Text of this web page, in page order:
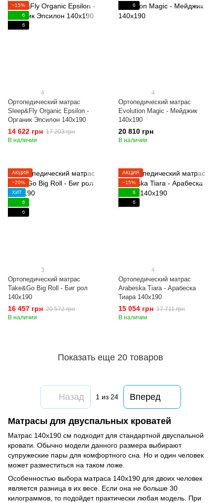
−15%
6
6
4
Ортопедический матрас
Sleep&Fly Organic Epsilon -
Органик Эпсилон 140x190
14 622 грн 17 203 грн
В наличии
6
4
Ортопедический матрас
Evolution Magic - Мейджик
140x190
20 810 грн
В наличии
АКЦИЯ
−20%
ХИТ
6
6
3
Ортопедический матрас
Take&Go Big Roll - Биг рол
140x190
16 457 грн 20 572 грн
В наличии
АКЦИЯ
−15%
6
6
4
Ортопедический матрас
Arabeska Tiara - Арабеска
Тиара 140x190
15 054 грн 17 711 грн
В наличии
Показать еще 20 товаров
Назад 1 из 24 Вперед
Матрасы для двуспальных кроватей
Матрас 140х190 см подходит для стандартной двуспальной
кровати. Обычно модели данного размера выбирают
супружеские пары для комфортного сна. Но и один человек
может разместиться на таком ложе.
Особенностью выбора матраса 140x190 для двоих человек
является разница в их весе. Если она не больше 30
килограммов, то подойдет практически любая модель. При